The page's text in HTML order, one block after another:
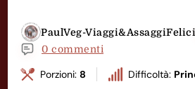
PaulVeg-Viaggi&AssaggiFelici
0 commenti
Porzioni: 8 Difficoltà: